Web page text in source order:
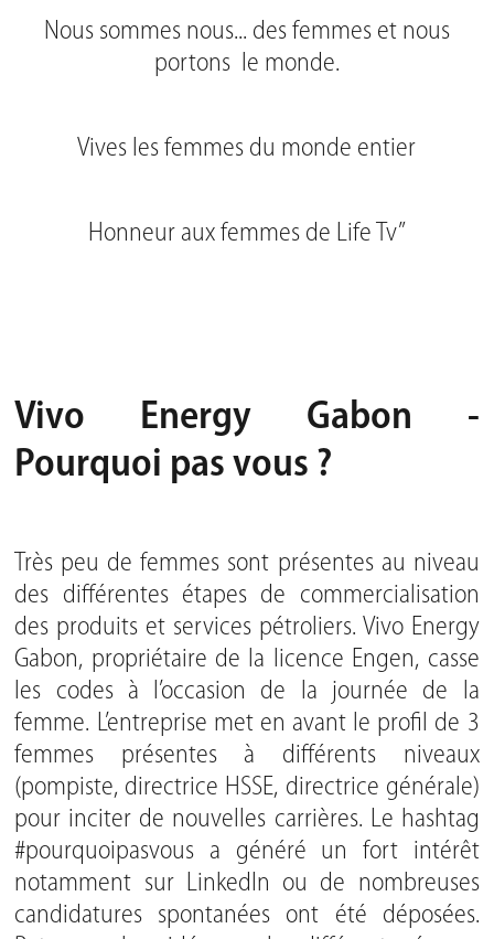
Nous sommes nous... des femmes et nous
portons le monde.
Vives les femmes du monde entier
Honneur aux femmes de Life Tv”
Vivo Energy Gabon -
Pourquoi pas vous ?
Très peu de femmes sont présentes au niveau
des différentes étapes de commercialisation
des produits et services pétroliers. Vivo Energy
Gabon, propriétaire de la licence Engen, casse
les codes à l’occasion de la journée de la
femme. L’entreprise met en avant le profil de 3
femmes présentes à différents niveaux
(pompiste, directrice HSSE, directrice générale)
pour inciter de nouvelles carrières. Le hashtag
#pourquoipasvous a généré un fort intérêt
notamment sur LinkedIn ou de nombreuses
candidatures spontanées ont été déposées.